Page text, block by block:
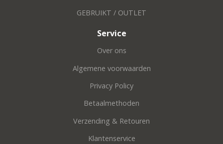
GEBRUIKT / OUTLET
Service
Over ons
Algemene voorwaarden
Privacy Policy
Betaalmethoden
Verzending & Retouren
Klantenservice